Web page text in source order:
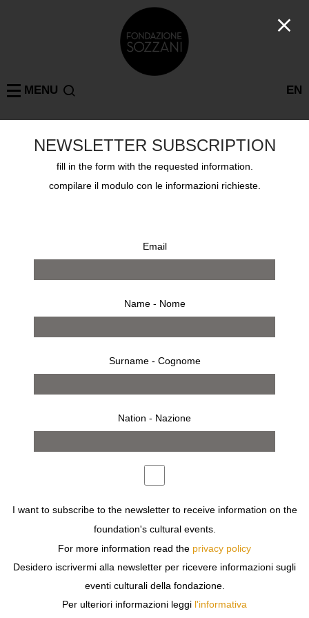
EN
MENU
GIUSEPPE MOLTENI
MILANO
RAGAZZI DI MILANO
NEWSLETTER SUBSCRIPTION
fill in the form with the requested information.
compilare il modulo con le informazioni richieste.
Email
Name - Nome
Surname - Cognome
Nation - Nazione
I want to subscribe to the newsletter to receive information on the
foundation's cultural events.
For more information read the privacy policy
Desidero iscrivermi alla newsletter per ricevere informazioni sugli
eventi culturali della fondazione.
Per ulteriori informazioni leggi l'informativa